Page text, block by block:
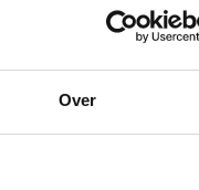
Over